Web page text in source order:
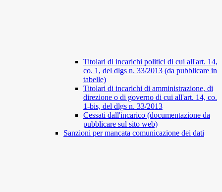
Titolari di incarichi politici di cui all'art. 14,
co. 1, del dlgs n. 33/2013 (da pubblicare in
tabelle)
Titolari di incarichi di amministrazione, di
direzione o di governo di cui all'art. 14, co.
1-bis, del dlgs n. 33/2013
Cessati dall'incarico (documentazione da
pubblicare sul sito web)
Sanzioni per mancata comunicazione dei dati